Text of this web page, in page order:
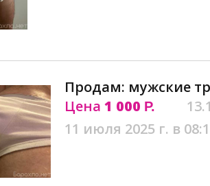
Продам: мужские
Цена 1 000 Р.
11 июля 2025 г. в